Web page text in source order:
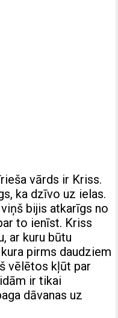
vārds ir Kriss.
ka dzīvo uz ielas.
bijis atkarīgs no
to ienīst. Kriss
ar kuru būtu
pirms daudziem
vēlētos kļūt par
ir tikai
dāvanas uz